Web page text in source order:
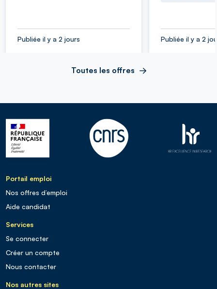
Publiée il y a 2 jours Publiée il y a 2
Toutes les offres
Portail emploi
Nos offres d’emploi
Aide candidat
Services
Se connecter
Créer un compte
Nous contacter
Nos autres sites